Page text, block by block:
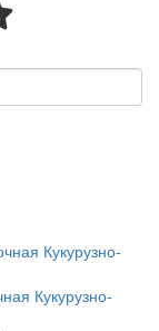
Кукурузно-